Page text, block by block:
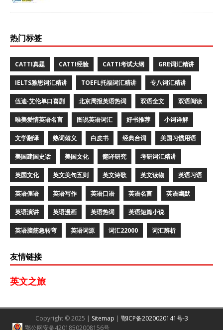
热门标签
CATTI真题 CATTI经验 CATTI考试大纲 GRE词汇精讲
IELTS雅思词汇精讲 TOEFL托福词汇精讲 专八词汇精讲
伍迪·艾伦单口喜剧 北京周报英语热词 双语全文 双语阅读
唯美爱情英语名言 图说英语词汇 好书推荐 小词详解
文学翻译 熟词僻义 白皮书 经典台词 美国习惯用语
美国建国史话 美国文化 翻译研究 考研词汇精讲
英国文化 英文美句五则 英文诗歌 英文读物 英语习语
英语俚语 英语写作 英语口语 英语名言 英语幽默
英语演讲 英语漫画 英语热词 英语短篇小说
英语脑筋急转弯 英语词源 词汇22000 词汇辨析
友情链接
英文之旅
Copyright © 2025 | Sitemap | 鄂ICP备2020020141号-3
鄂公网安备42018502008156号